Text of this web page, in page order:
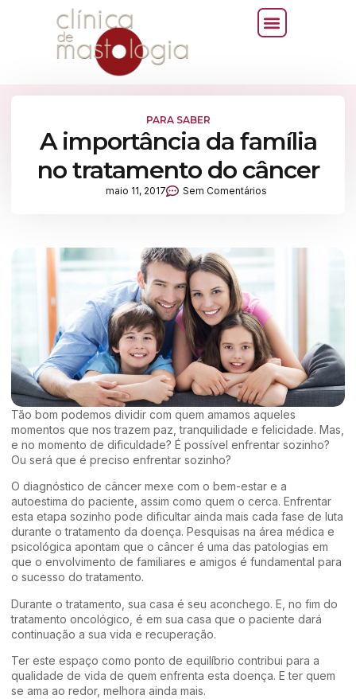
PARA SABER
A importância da família
no tratamento do câncer
maio 11, 2017 Sem Comentários
Tão bom podemos dividir com quem amamos aqueles
momentos que nos trazem paz, tranquilidade e felicidade. Mas,
e no momento de dificuldade? É possível enfrentar sozinho?
Ou será que é preciso enfrentar sozinho?
O diagnóstico de câncer mexe com o bem-estar e a
autoestima do paciente, assim como quem o cerca. Enfrentar
esta etapa sozinho pode dificultar ainda mais cada fase de luta
durante o tratamento da doença. Pesquisas na área médica e
psicológica apontam que o câncer é uma das patologias em
que o envolvimento de familiares e amigos é fundamental para
o sucesso do tratamento.
Durante o tratamento, sua casa é seu aconchego. E, no fim do
tratamento oncológico, é em sua casa que o paciente dará
continuação a sua vida e recuperação.
Ter este espaço como ponto de equilíbrio contribui para a
qualidade de vida de quem enfrenta esta doença. E ter quem
se ama ao redor, melhora ainda mais.